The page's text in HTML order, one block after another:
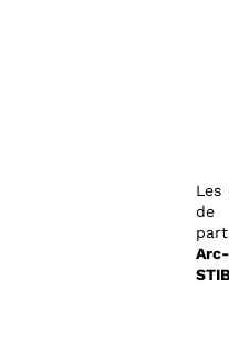
Les
de